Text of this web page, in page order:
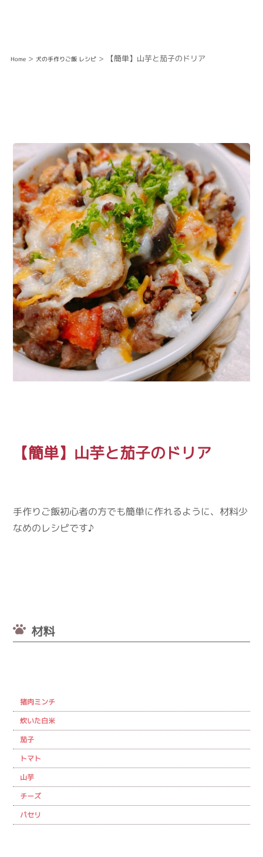
Home> 犬の手作りご飯 レシピ> 【簡単】山芋と茄子のドリア
【簡単】山芋と茄子のドリア
手作りご飯初心者の方でも簡単に作れるように、材料少
なめのレシピです♪
材料
猪肉ミンチ
炊いた白米
茄子
トマト
山芋
チーズ
パセリ